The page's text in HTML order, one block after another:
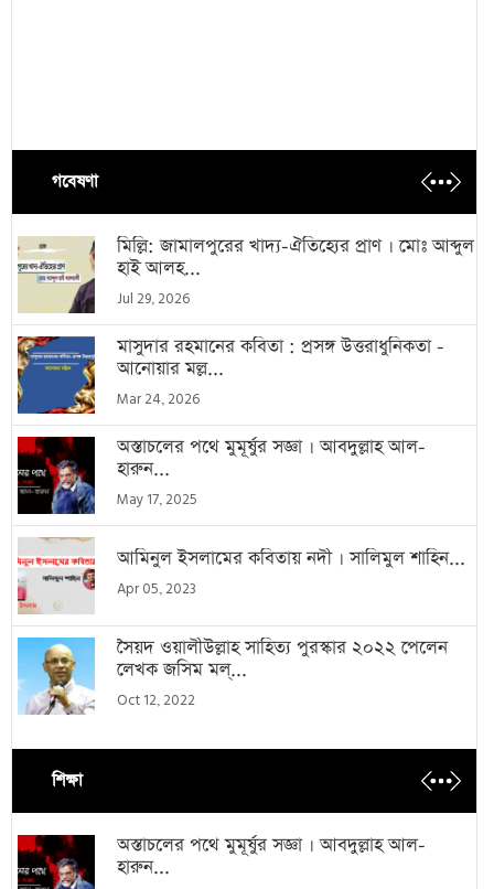
গবেষণা
মিল্লি: জামালপুরের খাদ্য-ঐতিহ্যের প্রাণ । মোঃ আব্দুল
হাই আলহ...
Jul 29, 2026
মাসুদার রহমানের কবিতা : প্রসঙ্গ উত্তরাধুনিকতা -
আনোয়ার মল্ল...
Mar 24, 2026
অস্তাচলের পথে মুমূর্ষুর সজ্ঞা । আবদুল্লাহ আল-
হারুন...
May 17, 2025
আমিনুল ইসলামের কবিতায় নদী । সালিমুল শাহিন...
Apr 05, 2023
সৈয়দ ওয়ালীউল্লাহ সাহিত্য পুরস্কার ২০২২ পেলেন
লেখক জসিম মল্...
Oct 12, 2022
শিক্ষা
অস্তাচলের পথে মুমূর্ষুর সজ্ঞা । আবদুল্লাহ আল-
হারুন...